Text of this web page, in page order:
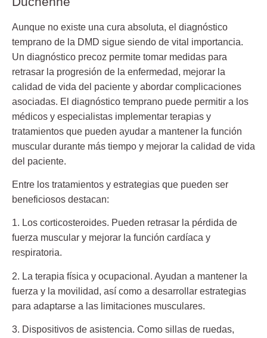
Aunque no existe una cura absoluta, el diagnóstico
temprano de la DMD sigue siendo de vital importancia.
Un diagnóstico precoz permite tomar medidas para
retrasar la progresión de la enfermedad, mejorar la
calidad de vida del paciente y abordar complicaciones
asociadas. El diagnóstico temprano puede permitir a los
médicos y especialistas implementar terapias y
tratamientos que pueden ayudar a mantener la función
muscular durante más tiempo y mejorar la calidad de vida
del paciente.
Entre los tratamientos y estrategias que pueden ser
beneficiosos destacan:
1. Los corticosteroides. Pueden retrasar la pérdida de
fuerza muscular y mejorar la función cardíaca y
respiratoria.
2. La terapia física y ocupacional. Ayudan a mantener la
fuerza y la movilidad, así como a desarrollar estrategias
para adaptarse a las limitaciones musculares.
3. Dispositivos de asistencia. Como sillas de ruedas,